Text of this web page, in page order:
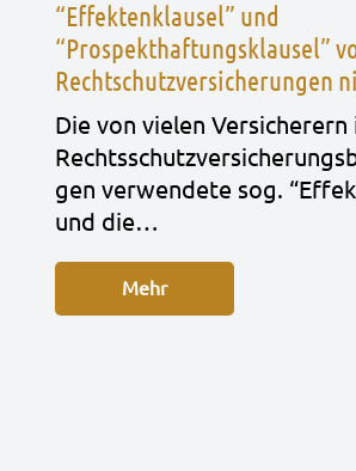
“Effektenklausel” und
“Prospekthaftungsklausel”
Rechtschutzversicherungen
Die von vie­len Ver­si­che­rern
gen ver­wen­de­te sog.
und die…
Mehr